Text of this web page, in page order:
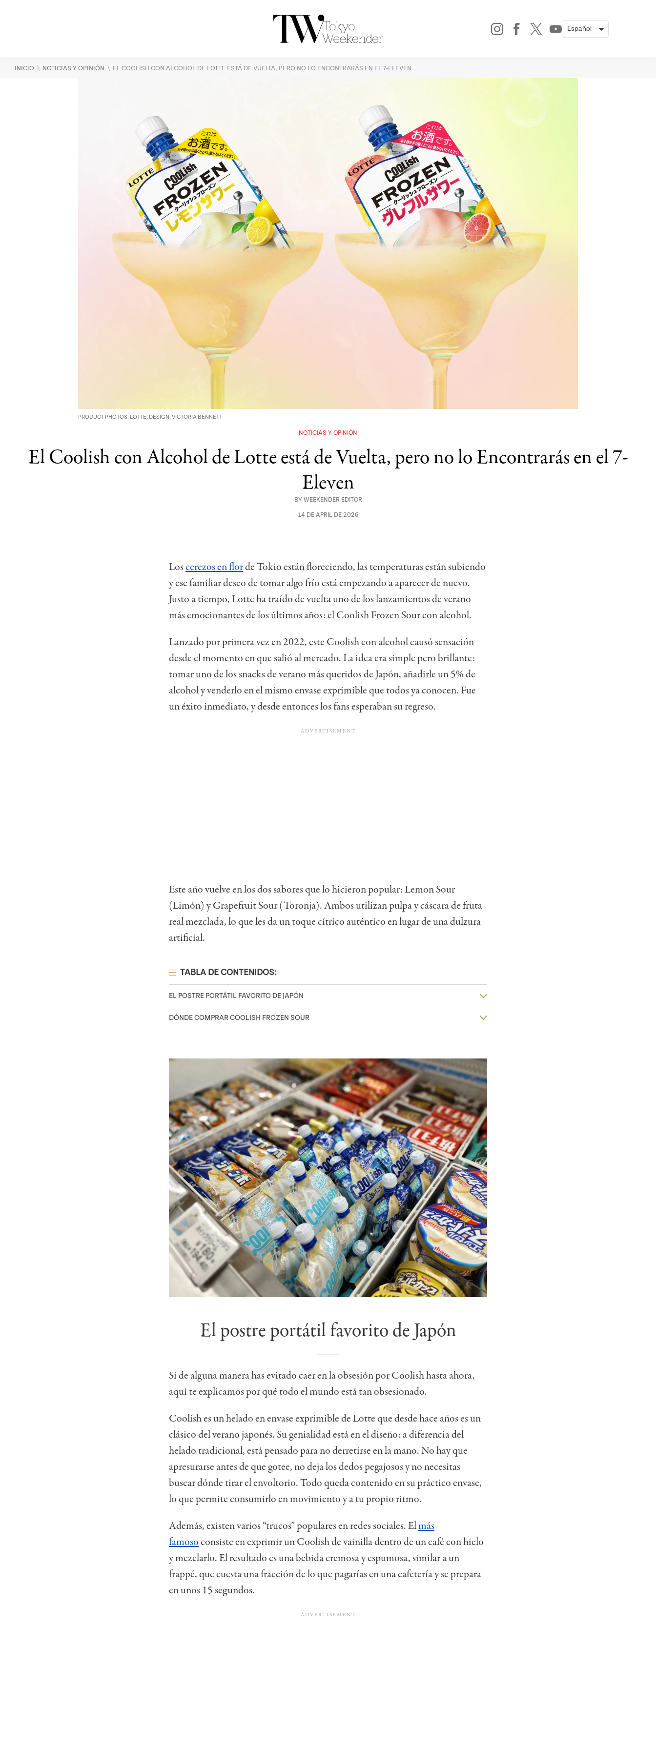
INICIO \ NOTICIAS Y OPINIÓN \ EL COOLISH CON ALCOHOL DE LOTTE ESTÁ DE VUELTA, PERO NO LO ENCONTRARÁS EN EL 7-ELEVEN
PRODUCT PHOTOS: LOTTE; DESIGN: VICTORIA BENNETT
NOTICIAS Y OPINIÓN
El Coolish con Alcohol de Lotte está de Vuelta, pero no lo Encontrarás en el 7-
Eleven
BY WEEKENDER EDITOR
14 DE APRIL DE 2026
Loscerezos en florde Tokio están floreciendo, las temperaturas están subiendo
y ese familiar deseo de tomar algo frío está empezando a aparecer de nuevo.
Justo a tiempo, Lotte ha traído de vuelta uno de los lanzamientos de verano
más emocionantes de los últimos años: el Coolish Frozen Sour con alcohol.
Lanzado por primera vez en 2022, este Coolish con alcohol causó sensación
desde el momento en que salió al mercado. La idea era simple pero brillante:
tomar uno de los snacks de verano más queridos de Japón, añadirle un 5% de
alcohol y venderlo en el mismo envase exprimible que todos ya conocen. Fue
un éxito inmediato, y desde entonces los fans esperaban su regreso.
Este año vuelve en los dos sabores que lo hicieron popular:Lemon Sour
(Limón) y Grapefruit Sour (Toronja). Ambos utilizan pulpa y cáscara de fruta
real mezclada, lo que les da un toque cítrico auténtico en lugar de una dulzura
artificial.
TABLA DE CONTENIDOS:
EL POSTRE PORTÁTIL FAVORITO DE JAPÓN
DÓNDE COMPRAR COOLISH FROZEN SOUR
El postre portátil favorito de Japón
Si de alguna manera has evitado caer en la obsesión por Coolish hasta ahora,
aquí te explicamos por qué todo el mundo está tan obsesionado.
Coolish es un helado en envase exprimible de Lotte que desde hace años es un
clásico del verano japonés. Su genialidad está en el diseño: a diferencia del
helado tradicional, está pensado para no derretirse en la mano. No hay que
apresurarse antes de que gotee, no deja los dedos pegajosos y no necesitas
buscar dónde tirar el envoltorio. Todo queda contenido en su práctico envase,
lo que permite consumirlo en movimiento y a tu propio ritmo.
Además, existen varios “trucos” populares en redes sociales. Elmás
famosoconsiste en exprimir un Coolish de vainilla dentro de un café con hielo
y mezclarlo. El resultado es una bebida cremosa y espumosa, similar a un
frappé, que cuesta una fracción de lo que pagarías en una cafetería y se prepara
en unos 15 segundos.